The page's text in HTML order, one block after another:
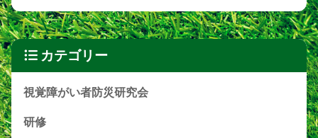
カテゴリー
視覚障がい者防災研究会
研修